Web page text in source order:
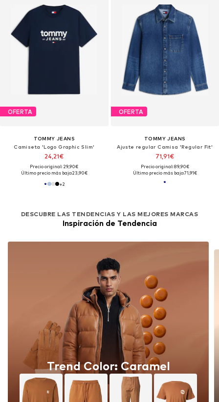
OFERTA
TOMMY JEANS
Camiseta 'Logo Graphic Slim'
24,21€
Precio original: 29,90€
Último precio más bajo:23,90€
+2
OFERTA
TOMMY JEANS
Ajuste regular Camisa 'Regular Fit'
71,91€
Precio original: 89,90€
Último precio más bajo:71,91€
DESCUBRE LAS TENDENCIAS Y LAS MEJORES MARCAS
Inspiración de Tendencia
Trend Color: Caramel